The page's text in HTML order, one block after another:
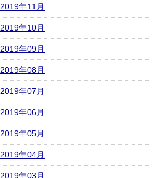
2019年11月
2019年10月
2019年09月
2019年08月
2019年07月
2019年06月
2019年05月
2019年04月
2019年03月